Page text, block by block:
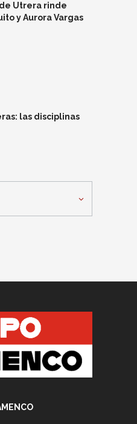
de Utrera rinde
y Aurora Vargas
las disciplinas